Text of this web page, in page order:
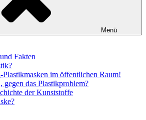
Menü
Fakten
Plastikmasken im öffentlichen Raum!
gegen das Plastikproblem?
der Kunststoffe